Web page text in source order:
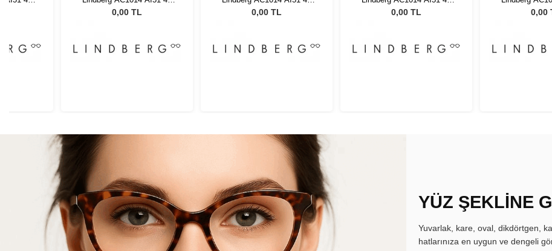
135
0,00 TL
135
0,00 TL
135
0,00 TL
135
0,00
YÜZ ŞEKLİNE
Yuvarlak, kare, oval, dikdörtgen,
hatlarınıza en uygun ve dengeli